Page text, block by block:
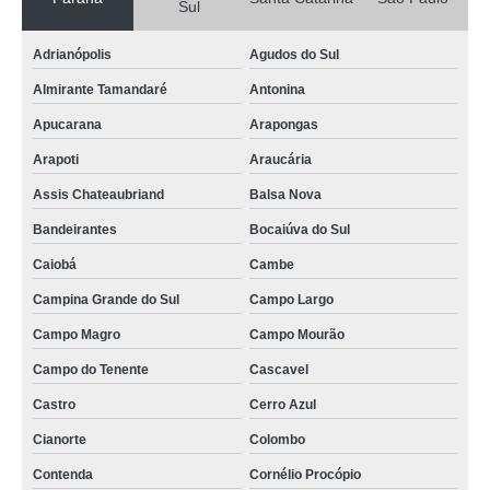
instalação e manutenção de catracas Castro
onde faz instalação e configuração de mapa sinótico Videira
alarme de incêndio BOSCH Mandirituba
alarme de evacuação preços Laranjeiras sul
onde tem alarme de incêndio BOSCH Fazenda Rio Grande
alarme de incêndio BOSCH Antonina
onde faz instalação e configuração de sistema de automação Caiobá
instalação e configuração de mapa sinótico valor Pontal do Paraná
acionamento remoto equipamentos valor Jaguariaíva
monitoramento de temperatura preços Rio Negro
Sul
Adrianópolis Agudos do Sul
Almirante Tamandaré Antonina
Apucarana Arapongas
Arapoti Araucária
Assis Chateaubriand Balsa Nova
Bandeirantes Bocaiúva do Sul
Caiobá Cambe
Campina Grande do Sul Campo Largo
Campo Magro Campo Mourão
Campo do Tenente Cascavel
Castro Cerro Azul
Cianorte Colombo
Contenda Cornélio Procópio